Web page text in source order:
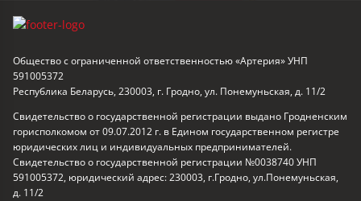
Общество с ограниченной ответственностью «Артерия» УНП
591005372
Республика Беларусь, 230003, г. Гродно, ул. Понемуньская, д. 11/2
Свидетельство о государственной регистрации выдано Гродненским
горисполкомом от 09.07.2012 г. в Едином государственном регистре
юридических лиц и индивидуальных предпринимателей.
Свидетельство о государственной регистрации №0038740 УНП
591005372, юридический адрес: 230003, г.Гродно, ул.Понемуньская,
д. 11/2